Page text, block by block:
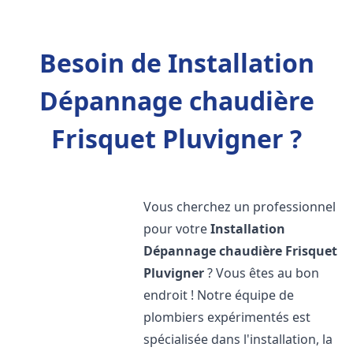
Besoin de Installation
Dépannage chaudière
Frisquet Pluvigner ?
Vous cherchez un professionnel
pour votreInstallation
Dépannage chaudière Frisquet
Pluvigner? Vous êtes au bon
endroit ! Notre équipe de
plombiers expérimentés est
spécialisée dans l'installation, la